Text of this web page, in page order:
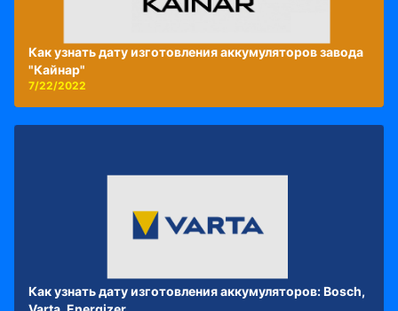
Как узнать дату изготовления аккумуляторов завода
"Кайнар"
7/22/2022
Как узнать дату изготовления аккумуляторов: Bosch,